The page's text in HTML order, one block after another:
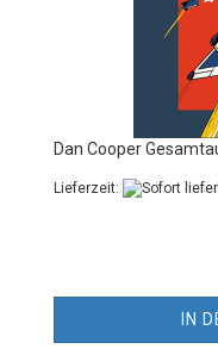
Dan Cooper
Lieferzeit:
IN